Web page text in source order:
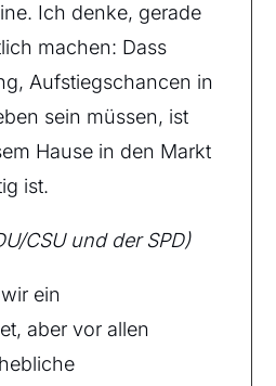
Ich denke, gerade
machen: Dass
Aufstiegschancen in
sein müssen, ist
Hause in den Markt
ist.
CSU und der SPD)
ein
aber vor allen